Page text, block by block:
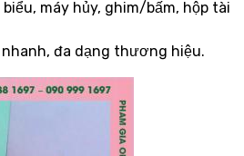
máy hủy, ghim/bấm, hộp tài
đa dạng thương hiệu.